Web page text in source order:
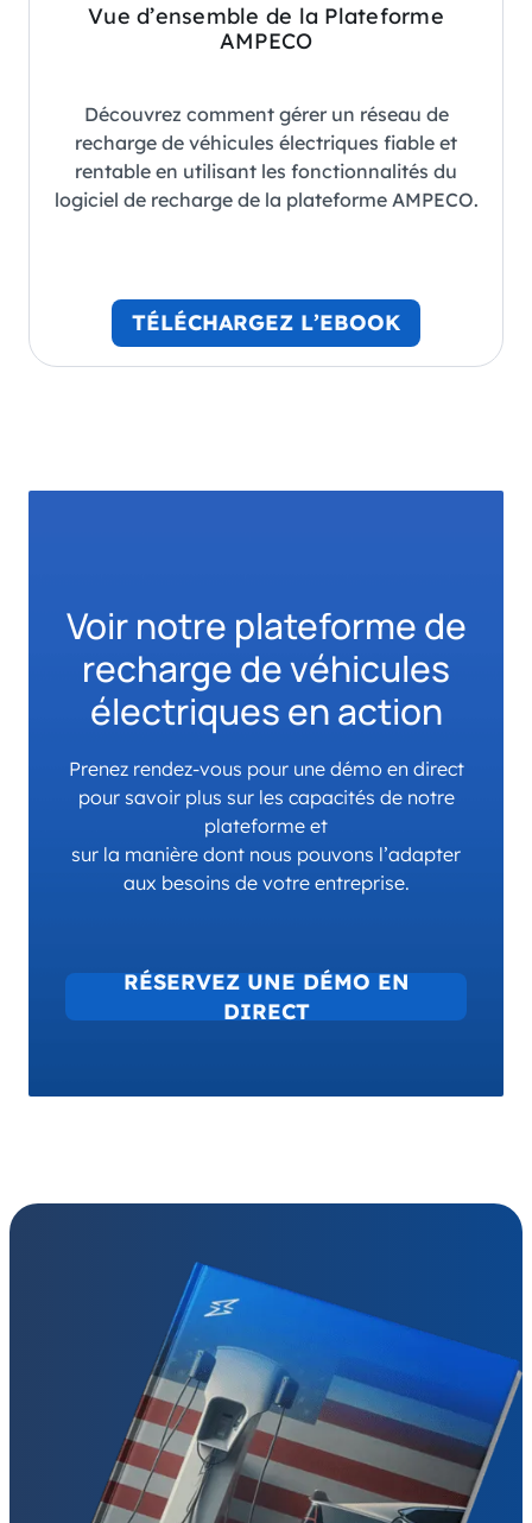
Vue d’ensemble de la Plateforme
AMPECO
Découvrez comment gérer un réseau de
recharge de véhicules électriques fiable et
rentable en utilisant les fonctionnalités du
logiciel de recharge de la plateforme AMPECO.
TÉLÉCHARGEZ L’EBOOK
Voir notre plateforme de
recharge de véhicules
électriques en action
Prenez rendez-vous pour une démo en direct
pour savoir plus sur les capacités de notre
plateforme et
sur la manière dont nous pouvons l’adapter
aux besoins de votre entreprise.
RÉSERVEZ UNE DÉMO EN
DIRECT